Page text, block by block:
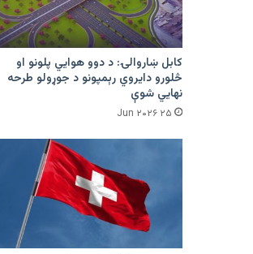
کابل ښاروالۍ: د دوو هوايي پلونو او
څلورو دایروي رېمپونو د جوړولو طرحه
نهایي شوې
۲۵ Jun ۲۰۲۶